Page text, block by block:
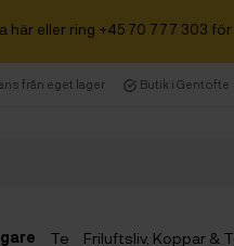
här eller ring +45 70 777 303
från eget lager Butik i Gentofte
Te Friluftsliv, Koppar &